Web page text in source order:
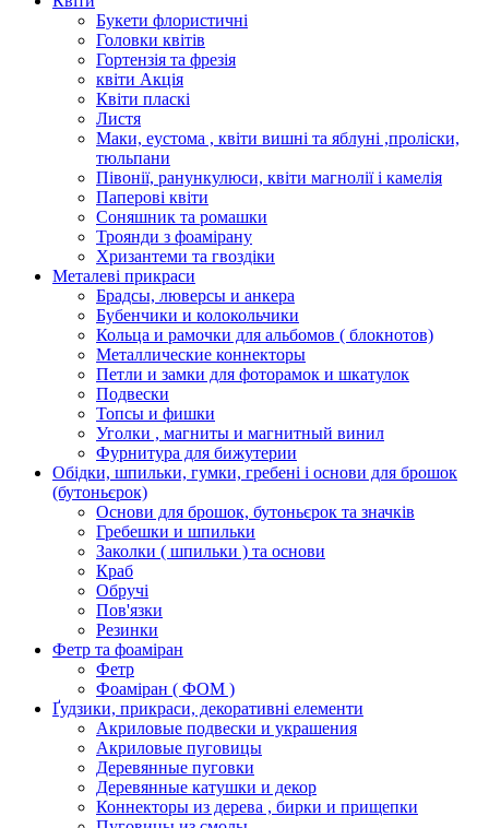
Букети флористичні
Головки квітів
Гортензія та фрезія
квіти Акція
Квіти пласкі
Листя
Маки, еустома , квіти вишні та яблуні ,проліски,
тюльпани
Півонії, ранункулюси, квіти магнолії і камелія
Паперові квіти
Соняшник та ромашки
Троянди з фоамірану
Хризантеми та гвоздіки
Металеві прикраси
Брадсы, люверсы и анкера
Бубенчики и колокольчики
Кольца и рамочки для альбомов ( блокнотов)
Металлические коннекторы
Петли и замки для фоторамок и шкатулок
Подвески
Топсы и фишки
Уголки , магниты и магнитный винил
Фурнитура для бижутерии
Обідки, шпильки, гумки, гребені і основи для брошок
(бутоньєрок)
Основи для брошок, бутоньєрок та значків
Гребешки и шпильки
Заколки ( шпильки ) та основи
Краб
Обручі
Пов'язки
Резинки
Фетр та фоаміран
Фетр
Фоаміран ( ФОМ )
Ґудзики, прикраси, декоративні елементи
Акриловые подвески и украшения
Акриловые пуговицы
Деревянные пуговки
Деревянные катушки и декор
Коннекторы из дерева , бирки и прищепки